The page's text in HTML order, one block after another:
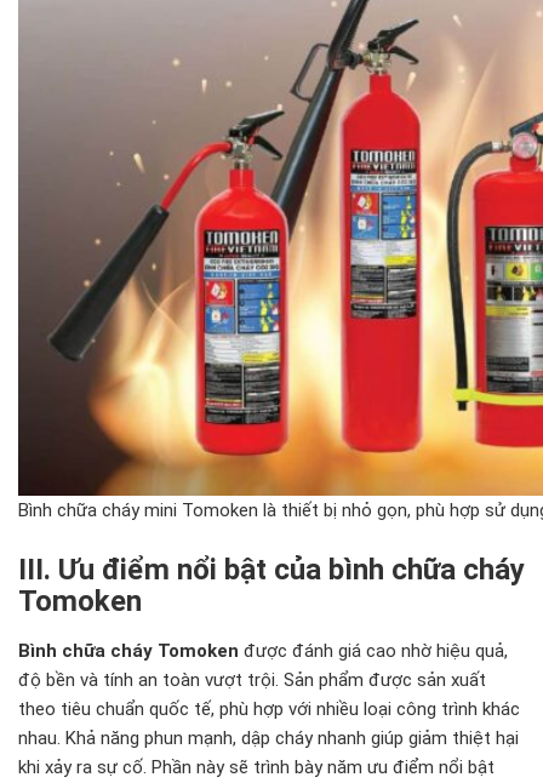
Bình chữa cháy mini Tomoken là thiết bị nhỏ gọn, phù hợp sử
III. Ưu điểm nổi bật của bình chữa cháy
Tomoken
Bình chữa cháy Tomoken được đánh giá cao nhờ hiệu quả,
độ bền và tính an toàn vượt trội. Sản phẩm được sản xuất
theo tiêu chuẩn quốc tế, phù hợp với nhiều loại công trình khác
nhau. Khả năng phun mạnh, dập cháy nhanh giúp giảm thiệt hại
khi xảy ra sự cố. Phần này sẽ trình bày năm ưu điểm nổi bật